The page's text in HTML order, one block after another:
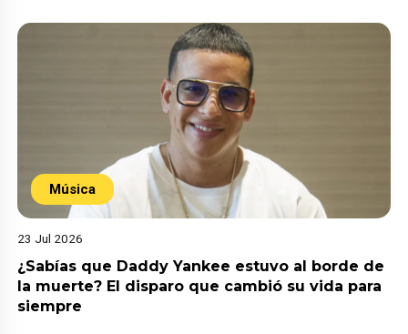
Música
23 Jul 2026
¿Sabías que Daddy Yankee estuvo al borde de
la muerte? El disparo que cambió su vida para
siempre